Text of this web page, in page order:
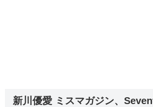
新川優愛 ミスマガジン、